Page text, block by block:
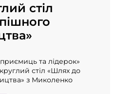
стіл
та лідерок»
стіл «Шлях до
з Миколенко